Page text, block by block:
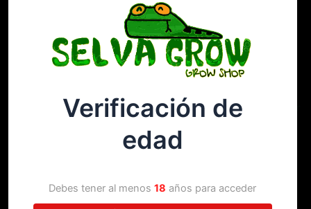
¡Disculpa este desastre! Estamos
trabajando en algo increíble,
Verificación de
edad
Debes tener al menos18 años para acceder